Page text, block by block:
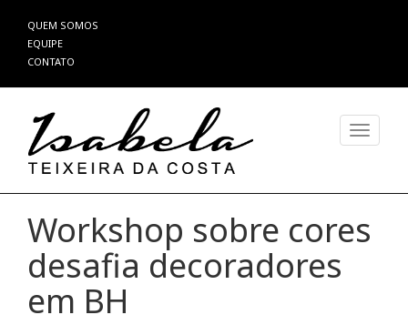
Pular
para
o
QUEM SOMOS
EQUIPE
CONTATO
Workshop sobre cores
desafia decoradores
em BH